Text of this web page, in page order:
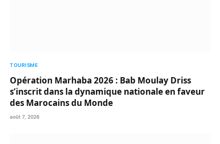
TOURISME
Opération Marhaba 2026 : Bab Moulay Driss
s’inscrit dans la dynamique nationale en faveur
des Marocains du Monde
août 7, 2026